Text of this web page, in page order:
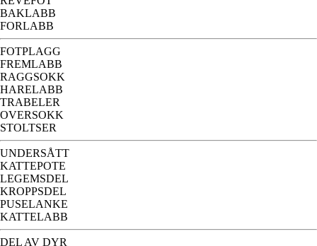
BAKLABB
FORLABB
FOTPLAGG
FREMLABB
RAGGSOKK
HARELABB
TRABELER
OVERSOKK
STOLTSER
UNDERSÅTT
KATTEPOTE
LEGEMSDEL
KROPPSDEL
PUSELANKE
KATTELABB
DEL AV DYR